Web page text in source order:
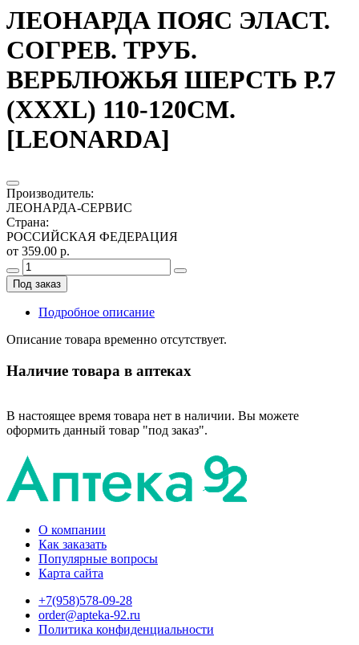
ЛЕОНАРДА ПОЯС ЭЛАСТ.
СОГРЕВ. ТРУБ.
ВЕРБЛЮЖЬЯ ШЕРСТЬ Р.7
(XXXL) 110-120СМ.
[LEONARDA]
Производитель:
ЛЕОНАРДА-СЕРВИС
Страна:
РОССИЙСКАЯ ФЕДЕРАЦИЯ
от 359.00 р.
Под заказ
Подробное описание
Описание товара временно отсутствует.
Наличие товара в аптеках
В настоящее время товара нет в наличии. Вы можете
оформить данный товар "под заказ".
О компании
Как заказать
Популярные вопросы
Карта сайта
+7(958)578-09-28
order@apteka-92.ru
Политика конфиденциальности